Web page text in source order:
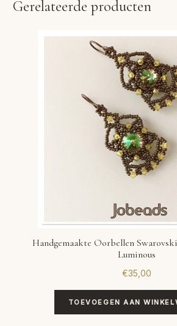
Gerelateerde producten
Handgemaakte Oorbellen
Luminous
€35,00
TOEVOEGEN AAN